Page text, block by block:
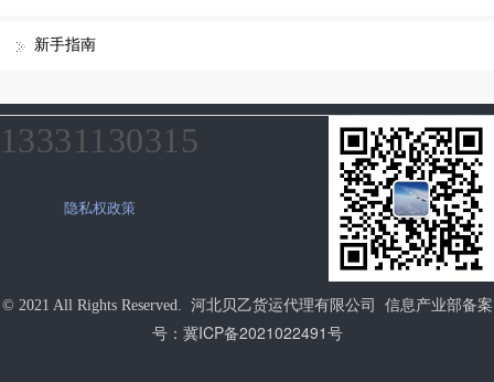
新手指南
13331130315
隐私权政策
© 2021 All Rights Reserved. 河北贝乙货运代理有限公司 信息产业部备案
号： 冀ICP备2021022491号